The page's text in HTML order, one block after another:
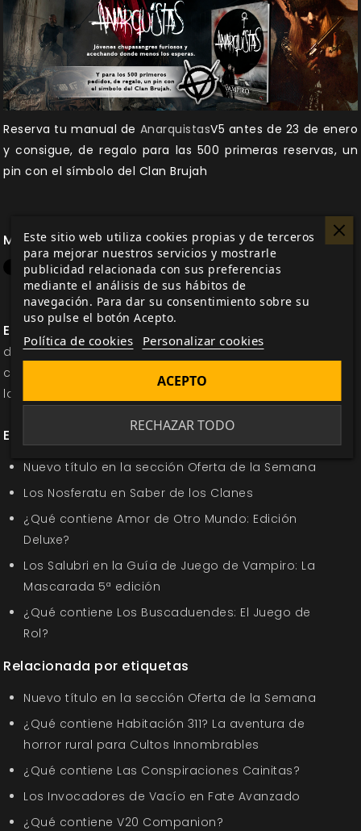
Reserva tu manual de AnarquistasV5 antes de 23 de enero
y consigue, de regalo para las 500 primeras reservas, un
pin con el símbolo del Clan Brujah
Me gusta esto
Etiquetas: Vampiro: Anarquistas
de tinieblas Suplemento horror personal
contemporaneo
5º Edición
la mascarada
En la misma categoría
Nuevo título en la sección Oferta de la Semana
Los Nosferatu en Saber de los Clanes
¿Qué contiene Amor de Otro Mundo: Edición
Deluxe?
Los Salubri en la Guía de Juego de Vampiro: La
Mascarada 5ª edición
¿Qué contiene Los Buscaduendes: El Juego de
Rol?
Relacionada por etiquetas
Nuevo título en la sección Oferta de la Semana
¿Qué contiene Habitación 311? La aventura de
horror rural para Cultos Innombrables
¿Qué contiene Las Conspiraciones Cainitas?
Los Invocadores de Vacío en Fate Avanzado
¿Qué contiene V20 Companion?
Este sitio web utiliza cookies propias y de terceros
para mejorar nuestros servicios y mostrarle
publicidad relacionada con sus preferencias
mediante el análisis de sus hábitos de
navegación. Para dar su consentimiento sobre su
uso pulse el botón Acepto.
Política de cookies Personalizar cookies
RECHAZAR TODO
ACEPTO